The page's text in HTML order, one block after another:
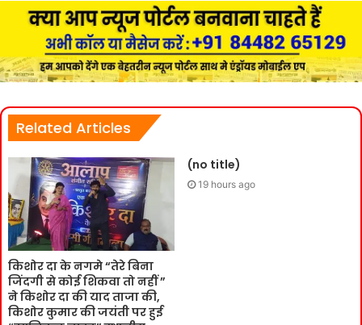
Related Articles
किशोर दा के नगमे “तेरे बिना
जिंदगी से कोई शिकवा तो नहीं ”
ने किशोर दा की याद ताजा की,
किशोर कुमार की जयंती पर हुई
(no title)
19 hours ago